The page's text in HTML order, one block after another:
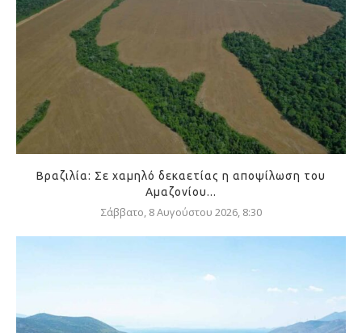
Βραζιλία: Σε χαμηλό δεκαετίας η αποψίλωση του
Αμαζονίου...
Σάββατο, 8 Αυγούστου 2026, 8:30